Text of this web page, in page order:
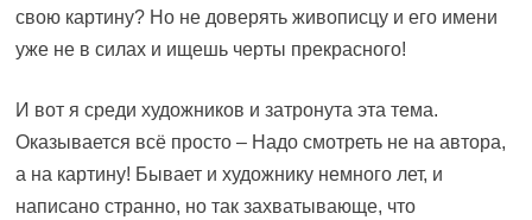
свою картину? Но не доверять живописцу и его имени
уже не в силах и ищешь черты прекрасного!
И вот я среди художников и затронута эта тема.
Оказывается всё просто – Надо смотреть не на автора,
а на картину! Бывает и художнику немного лет, и
написано странно, но так захватывающе, что